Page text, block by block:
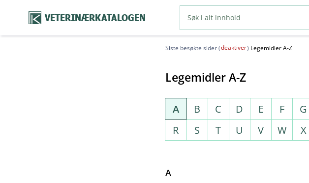
VETERINÆRKATALOGEN
Siste besøkte sider (deaktiver) Legemidler A-Z
Legemidler A-Z
A B C D E F G
R
S T U V W X
A